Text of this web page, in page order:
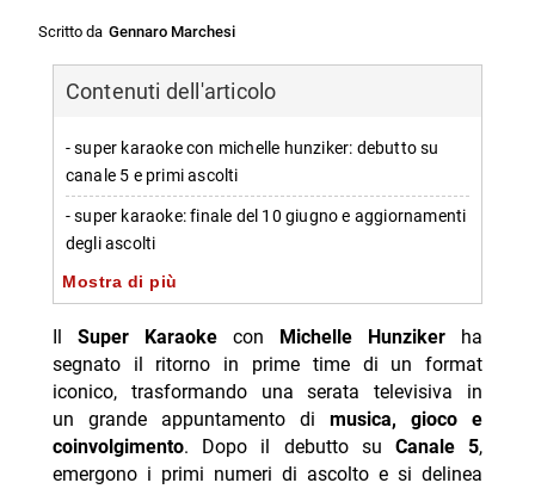
Scritto da Gennaro Marchesi
Contenuti dell'articolo
- super karaoke con michelle hunziker: debutto su
canale 5 e primi ascolti
- super karaoke: finale del 10 giugno e aggiornamenti
degli ascolti
- super karaoke e cast musicale: squadre e ospiti
-- capitani delle squadre
-- ospiti musicali della prima serata
-- ospiti musicali della seconda serata
- confronto con il karaoke del 1992: ritorno di una
Mostra di più
Super Karaokecon Michelle Hunziker ha
segnato il ritorno in prime time di un format
iconico, trasformando una serata televisiva in
un grande appuntamento dimusica, gioco e
coinvolgimento. Dopo il debutto su Canale 5,
emergono i primi numeri di ascolto e si delinea